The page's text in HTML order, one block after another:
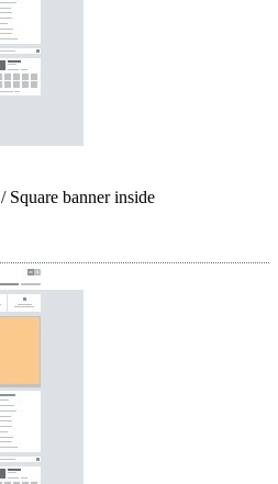
/ Square banner inside